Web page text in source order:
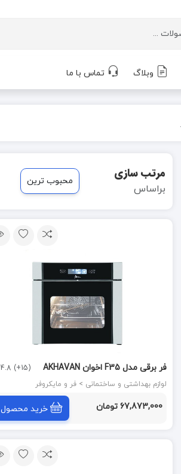
وبلاگ تماس با ما
مرتب سازی
براساس
محبوب ترین
فر برقی مدل F35 اخوان AKHAVAN
لوازم بهداشتی و ساختمانی > فر و مایکروفر
(15+) 4.8
67,873,000 تومان خرید محصول